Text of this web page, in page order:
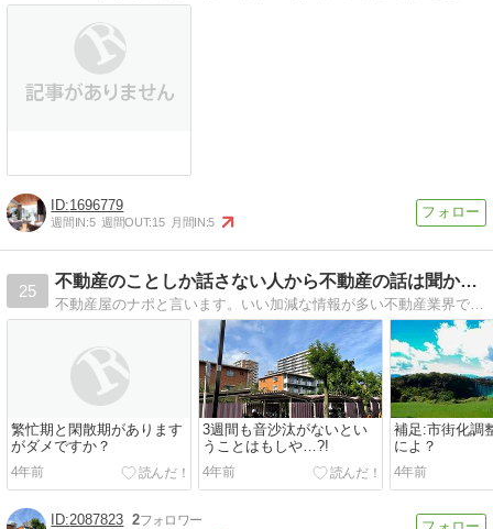
1696779
週間IN:5 週間OUT:15 月間IN:5
25
不動産のことしか話さない人から不動産の話は聞かないほうが良い
不動産屋のナポと言います。いい加減な情報が多い不動産業界です。信頼できる不動産屋を探すよりも、そういう情報を切り捨てる目利きから始めたほうが、自宅用・投資用の購入判断に役立つと思います。そんなブログです。
繁忙期と閑散期があります
がダメですか？
4年前
3週間も音沙汰がないとい
うことはもしや…?!
4年前
補足:市街化調
によ？
4年前
2087823 2